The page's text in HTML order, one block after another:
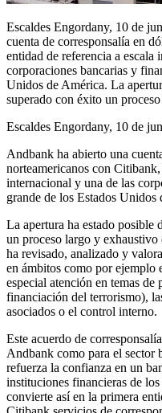
Escaldes Engordany, 10 de
cuenta de corresponsalía en
entidad de referencia a escala
corporaciones bancarias y
Unidos de América. La
superado con éxito un
Escaldes Engordany, 10 de
Andbank ha abierto una
norteamericanos con
internacional y una de las
grande de los Estados Unidos
La apertura ha estado posible
un proceso largo y
ha revisado, analizado y
en ámbitos como por
especial atención en temas
financiación del terrorismo),
asociados o el control interno.
Este acuerdo de
Andbank como para el sector
refuerza la confianza en un
instituciones financieras de
convierte así en la primera